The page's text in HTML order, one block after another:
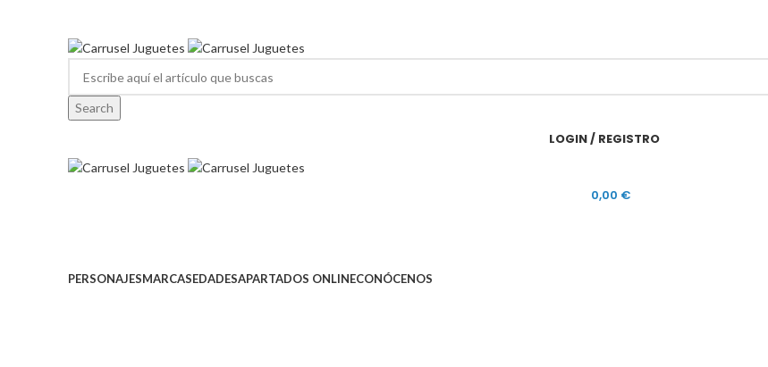
Search
LOGIN / REGISTRO
0,00 €
PERSONAJESMARCASEDADESAPARTADOS ONLINECONÓCENOS